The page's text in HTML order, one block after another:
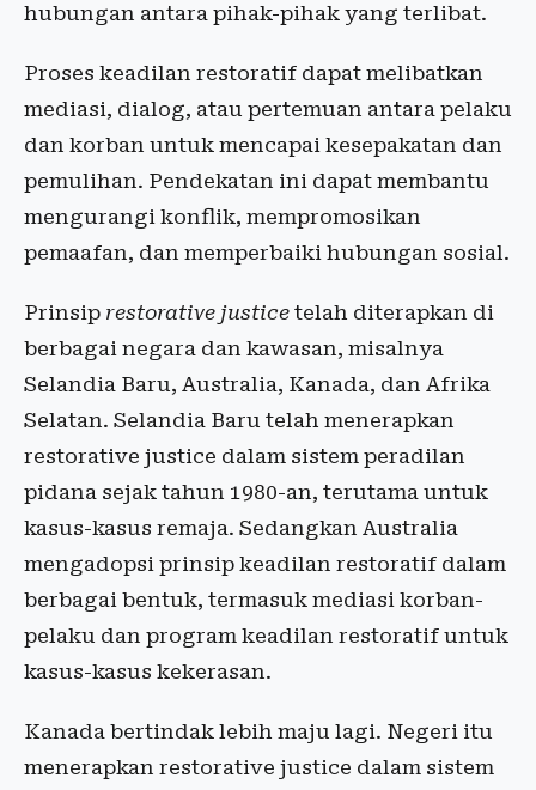
hubungan antara pihak-pihak yang terlibat.
Proses keadilan restoratif dapat melibatkan
mediasi, dialog, atau pertemuan antara pelaku
dan korban untuk mencapai kesepakatan dan
pemulihan. Pendekatan ini dapat membantu
mengurangi konflik, mempromosikan
pemaafan, dan memperbaiki hubungan sosial.
Prinsip restorative justice telah diterapkan di
berbagai negara dan kawasan, misalnya
Selandia Baru, Australia, Kanada, dan Afrika
Selatan. Selandia Baru telah menerapkan
restorative justice dalam sistem peradilan
pidana sejak tahun 1980-an, terutama untuk
kasus-kasus remaja. Sedangkan Australia
mengadopsi prinsip keadilan restoratif dalam
berbagai bentuk, termasuk mediasi korban-
pelaku dan program keadilan restoratif untuk
kasus-kasus kekerasan.
Kanada bertindak lebih maju lagi. Negeri itu
menerapkan restorative justice dalam sistem